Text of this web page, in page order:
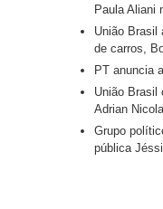
Paula Aliani
União Brasil
de carros,
PT anuncia
União Brasil
Adrian
Grupo
pública